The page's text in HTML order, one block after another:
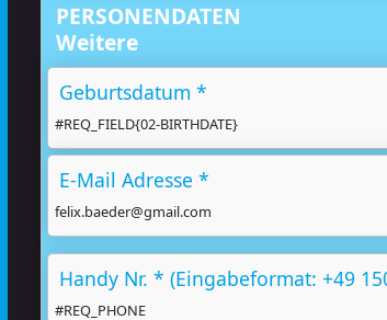
PERSONENDATEN
Weitere
Geburtsdatum *
#REQ_FIELD{02-BIRTHDATE}
E-Mail Adresse *
felix.baeder@gmail.com
Handy Nr. * (Eingabeformat: +49
#REQ_PHONE